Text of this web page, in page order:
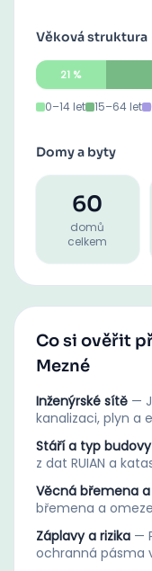
Věková struktura
21 %
0–14 let 15–64 let
Domy a byty
60
domů
celkem
Co si ověřit
Mezné
Inženýrské sítě —
kanalizaci, plyn a
Stáří a typ budovy
z dat RUIAN a
Věcná břemena
břemena a
Záplavy a rizika —
ochranná pásma